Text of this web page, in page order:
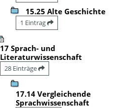
15.25 Alte Geschichte
1 Eintrag
17 Sprach- und
Literaturwissenschaft
28 Einträge
17.14 Vergleichende
Sprachwissenschaft